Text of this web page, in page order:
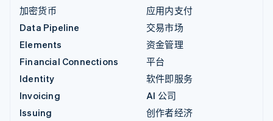
加密货币
Data Pipeline
Elements
Financial Connections
Identity
Invoicing
Issuing
应用内支付
交易市场
资金管理
平台
软件即服务
AI 公司
创作者经济